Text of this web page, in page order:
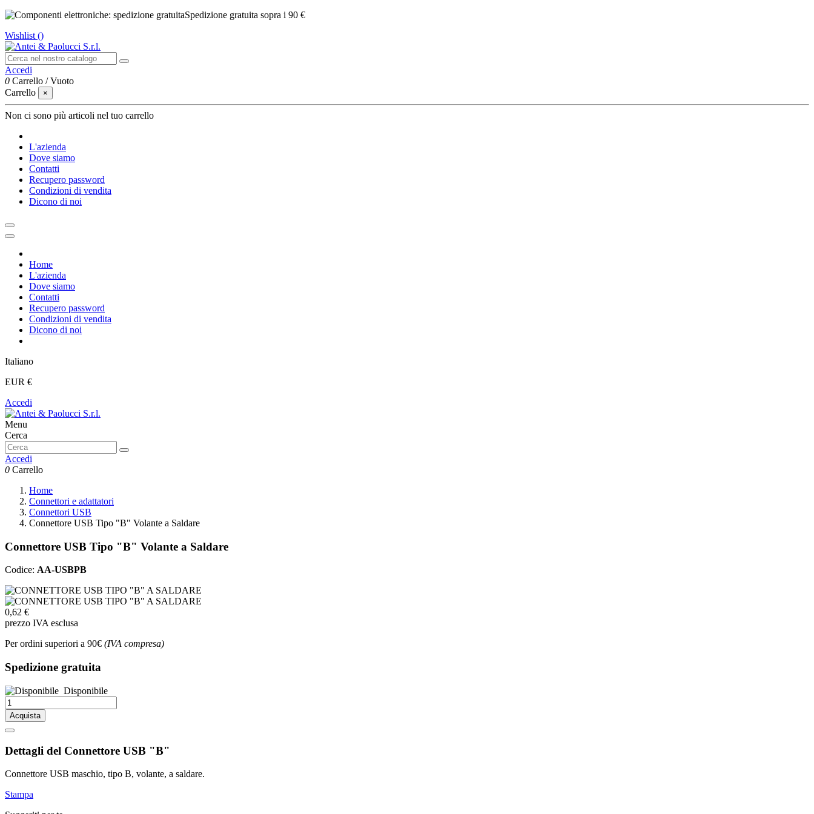
Spedizione gratuita sopra i 90 €
Wishlist ()
Accedi
0 Carrello /Vuoto
Carrello
×
Non ci sono più articoli nel tuo carrello
L'azienda
Dove siamo
Contatti
Recupero password
Condizioni di vendita
Dicono di noi
Home
L'azienda
Dove siamo
Contatti
Recupero password
Condizioni di vendita
Dicono di noi
Italiano
EUR €
Accedi
Menu
Cerca
Accedi
0 Carrello
Home
Connettori e adattatori
Connettori USB
Connettore USB Tipo "B" Volante a Saldare
Connettore USB Tipo "B" Volante a Saldare
Codice: AA-USBPB
0,62 €
prezzo IVA esclusa
Per ordini superiori a 90€ (IVA compresa)
Spedizione gratuita
Disponibile
Acquista
Dettagli del Connettore USB "B"
Connettore USB maschio, tipo B, volante, a saldare.
Stampa